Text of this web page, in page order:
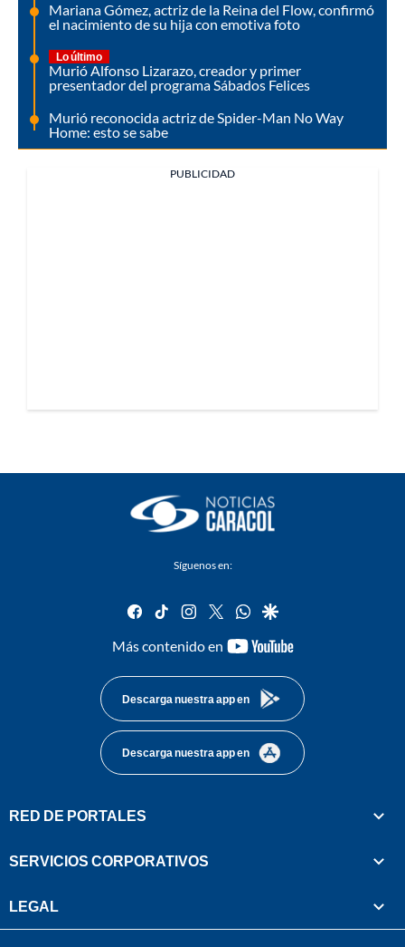
Mariana Gómez, actriz de la Reina del Flow, confirmó
el nacimiento de su hija con emotiva foto
Lo último
Murió Alfonso Lizarazo, creador y primer
presentador del programa Sábados Felices
Murió reconocida actriz de Spider-Man No Way
Home: esto se sabe
PUBLICIDAD
Síguenos en:
facebook
tiktok instagram
twitterwhatsapp
google
Más contenido en
youtube-
Descarga nuestra app en
Descarga nuestra app en
RED DE PORTALES
SERVICIOS CORPORATIVOS
LEGAL